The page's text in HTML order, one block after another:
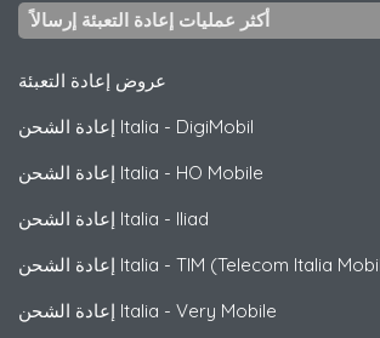
أكثر عمليات إعادة التعبئة إرسالاً
عروض إعادة التعبئة
إعادة الشحن Italia - DigiMobil
إعادة الشحن Italia - HO Mobile
إعادة الشحن Italia - Iliad
إعادة الشحن Italia - TIM (Telecom Italia
إعادة الشحن Italia - Very Mobile